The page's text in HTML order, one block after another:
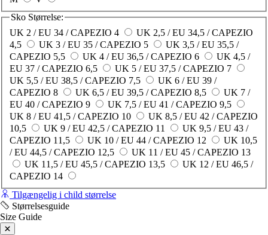
Sko Størrelse:
UK 2 / EU 34 / CAPEZIO 4
UK 2,5 / EU 34,5 / CAPEZIO
4,5
UK 3 / EU 35 / CAPEZIO 5
UK 3,5 / EU 35,5 /
CAPEZIO 5,5
UK 4 / EU 36,5 / CAPEZIO 6
UK 4,5 /
EU 37 / CAPEZIO 6,5
UK 5 / EU 37,5 / CAPEZIO 7
UK 5,5 / EU 38,5 / CAPEZIO 7,5
UK 6 / EU 39 /
CAPEZIO 8
UK 6,5 / EU 39,5 / CAPEZIO 8,5
UK 7 /
EU 40 / CAPEZIO 9
UK 7,5 / EU 41 / CAPEZIO 9,5
UK 8 / EU 41,5 / CAPEZIO 10
UK 8,5 / EU 42 / CAPEZIO
10,5
UK 9 / EU 42,5 / CAPEZIO 11
UK 9,5 / EU 43 /
CAPEZIO 11,5
UK 10 / EU 44 / CAPEZIO 12
UK 10,5
/ EU 44,5 / CAPEZIO 12,5
UK 11 / EU 45 / CAPEZIO 13
UK 11,5 / EU 45,5 / CAPEZIO 13,5
UK 12 / EU 46,5 /
CAPEZIO 14
Tilgængelig i child størrelse
Størrelsesguide
Size Guide